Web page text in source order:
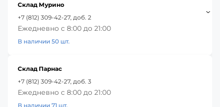
Склад Мурино
+7 (812) 309-42-27, доб. 2
Ежедневно с 8:00 до 21:00
В наличии 50 шт.
Склад Парнас
+7 (812) 309-42-27, доб. 3
Ежедневно с 8:00 до 21:00
В наличии 71 шт.